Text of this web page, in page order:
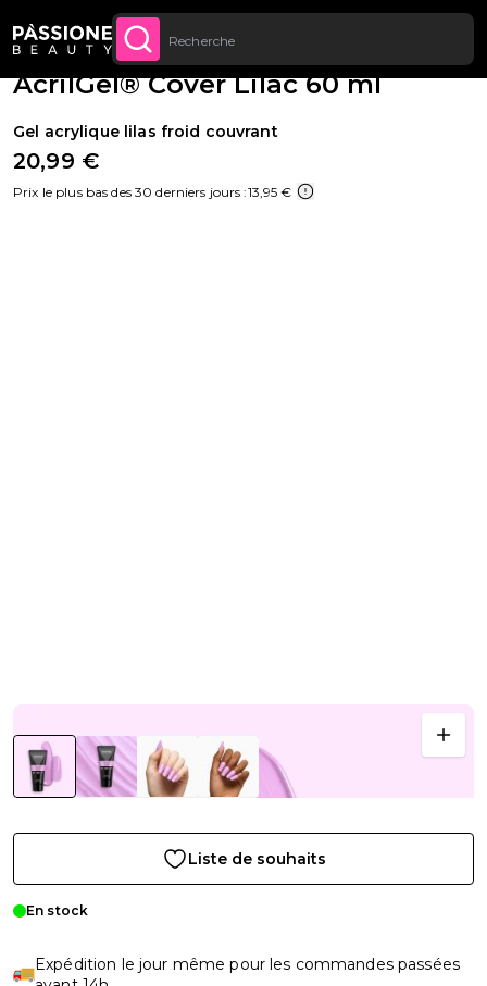
Jusqu’à 20 € de réduction sur votre
première commande
CONTENU
Fil d'Ariane
Reconstruction de l'ongle
AcrilGel® Cover Lilac 60 ml
Gel acrylique lilas froid couvrant
20,99 €
Prix le plus bas des 30 derniers jours :13,95 €
Liste de souhaits
En stock
Expédition le jour même pour les commandes passées